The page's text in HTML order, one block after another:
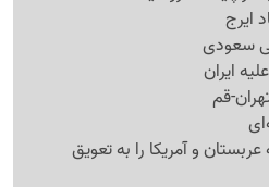
ایرج
سعودی
ایران
قم
و آمریکا را به تعویق